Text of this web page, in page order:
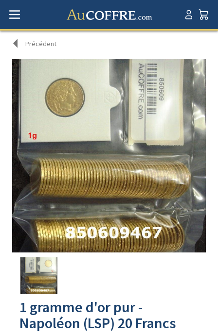
Précédent
Avers
produit
1 gramme d'or pur -
Napoléon (LSP) 20 Francs